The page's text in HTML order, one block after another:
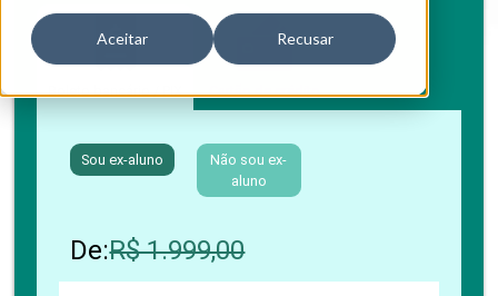
Aceitar Recusar
Boleto bancário / PIX Cartão de crédito
Sou ex-aluno
Não sou ex-
aluno
De:R$ 1.999,00